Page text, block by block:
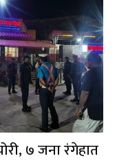
७ जना रंगेहात